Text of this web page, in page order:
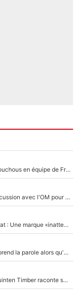
Olise, Doué, Cherki… Zidane a déjà choisi ses chouchous en équipe de France ? L’IA annonce des surprises sans Kylian Mbappé !
Amine Gouiri est très inquiet du mercato : Une discussion avec l'OM pour acter son transfert !
Kylian Mbappé lâche Nike pour un très gros contrat : Une marque «inattendue» va frapper très fort
Ferran Torres a dit oui au PSG : Le FC Barcelone prend la parole alors qu'un transfert de l'attaquant espagnol prend forme
En plein cauchemar après son transfert à l'OM, Quinten Timber raconte ses doutes après sa signature à Marseille